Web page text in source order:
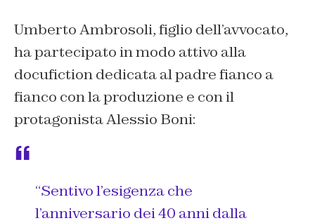
Umberto Ambrosoli, figlio dell’avvocato,
ha partecipato in modo attivo alla
docufiction dedicata al padre fianco a
fianco con la produzione e con il
protagonista Alessio Boni:
“Sentivo l’esigenza che
l’anniversario dei 40 anni dalla